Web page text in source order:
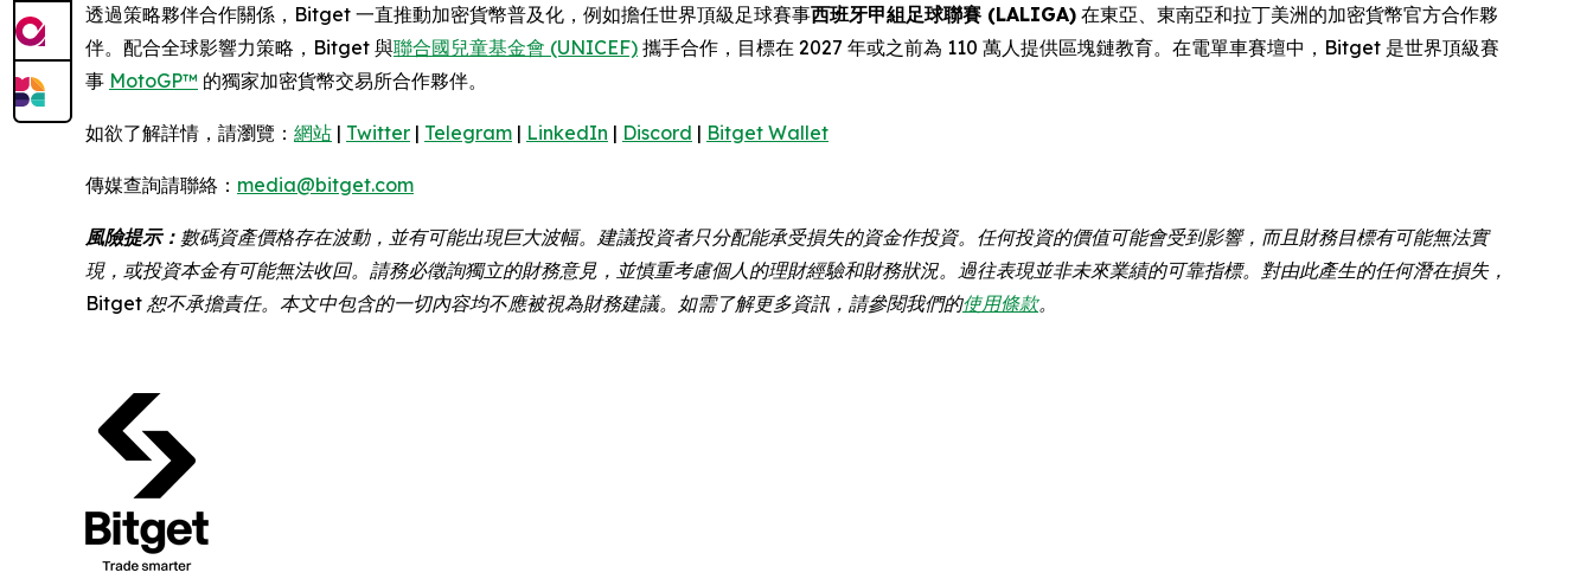
透過策略夥伴合作關係，Bitget 一直推動加密貨幣普及化，例如擔任世界頂級足球賽事西班牙甲組足球聯賽 (LALIGA) 在東亞、東南亞和拉丁美洲的加密貨幣官方合作夥
伴。配合全球影響力策略，Bitget 與聯合國兒童基金會 (UNICEF) 攜手合作，目標在 2027 年或之前為 110 萬人提供區塊鏈教育。在電單車賽壇中，Bitget 是世界頂級賽
事 MotoGP™ 的獨家加密貨幣交易所合作夥伴。
如欲了解詳情，請瀏覽： 網站 | Twitter | Telegram | LinkedIn | Discord | Bitget Wallet
傳媒查詢請聯絡： media@bitget.com
風險提示： 數碼資產價格存在波動，並有可能出現巨大波幅。建議投資者只分配能承受損失的資金作投資。任何投資的價值可能會受到影響，而且財務目標有可能無法實
現，或投資本金有可能無法收回。請務必徵詢獨立的財務意見，並慎重考慮個人的理財經驗和財務狀況。過往表現並非未來業績的可靠指標。對由此產生的任何潛在損失，
Bitget 恕不承擔責任。本文中包含的一切內容均不應被視為財務建議。如需了解更多資訊，請參閱我們的使用條款。